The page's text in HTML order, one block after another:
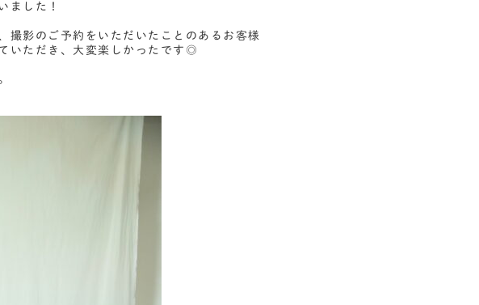
ました！
撮影のご予約をいただいたことのあるお客様
いただき、大変楽しかったです◎